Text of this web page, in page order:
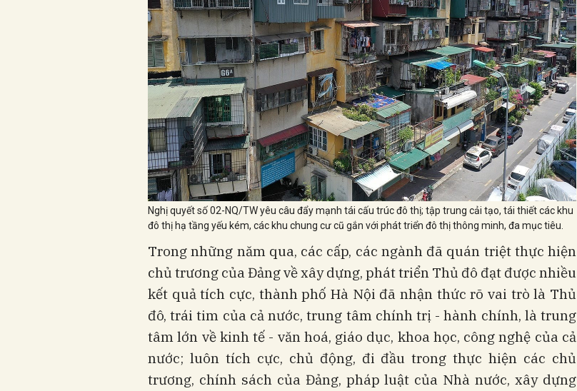
Nghị quyết số 02-NQ/TW yêu câu đẩy mạnh tái cấu trúc đô thị; tập trung cải tạo, tái thiết các khu
đô thị hạ tầng yếu kém, các khu chung cư cũ gắn với phát triển đô thị thông minh, đa mục tiêu.
Trong những năm qua, các cấp, các ngành đã quán triệt thực hiện
chủ trương của Đảng về xây dựng, phát triển Thủ đô đạt được nhiều
kết quả tích cực, thành phố Hà Nội đã nhận thức rõ vai trò là Thủ
đô, trái tim của cả nước, trung tâm chính trị - hành chính, là trung
tâm lớn về kinh tế - văn hoá, giáo dục, khoa học, công nghệ của cả
nước; luôn tích cực, chủ động, đi đầu trong thực hiện các chủ
trương, chính sách của Đảng, pháp luật của Nhà nước, xây dựng